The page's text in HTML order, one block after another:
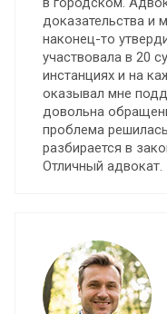
доказательства и
наконец-то
участвовала в 20
инстанциях и на
оказывал мне
довольна
проблема
разбирается в
Отличный адвокат.